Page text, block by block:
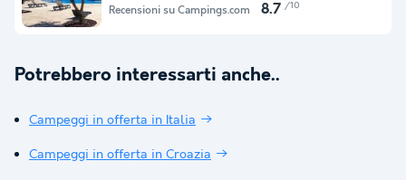
Recensioni su Campings.com 8.7 /10
Potrebbero interessarti anche..
Campeggi in offerta in Italia
Campeggi in offerta in Croazia